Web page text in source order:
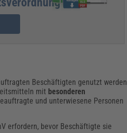
Beschäftigten genutzt werden
mit besonderen
und unterwiesene Personen
erfordern, bevor Beschäftigte sie